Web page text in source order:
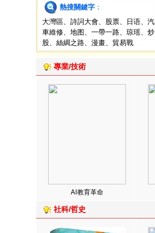
熱搜關鍵字 ：
大灣區
詩詞大會 股票 日语
汽
車維修
地图 一帶一路 琼瑶
炒
股
絲綢之路 漫畫 貿易戰
專業/技術
AI教育革命
社科/哲史